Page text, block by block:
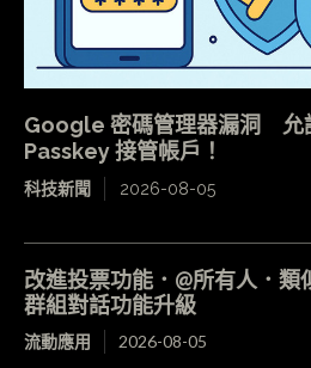
Google 密碼管理器漏洞 允
Passkey 接管帳戶！
科技新聞 2026-08-05
改進投票功能．@所有人．
群組對話功能升級
流動應用 2026-08-05